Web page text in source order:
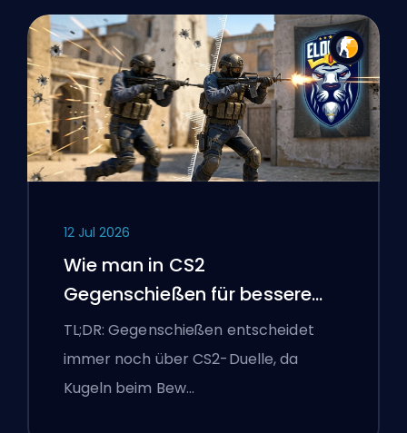
12 Jul 2026
Wie man in CS2
Gegenschießen für bessere
Genauigkeit
TL;DR: Gegenschießen entscheidet
immer noch über CS2-Duelle, da
Kugeln beim Bew…